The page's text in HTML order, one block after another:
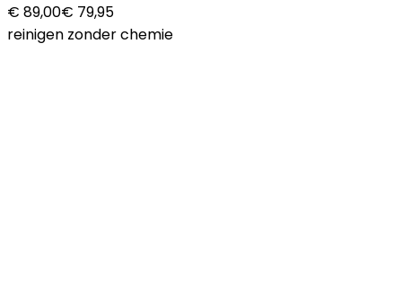
€ 89,00€ 79,95
reinigen zonder chemie